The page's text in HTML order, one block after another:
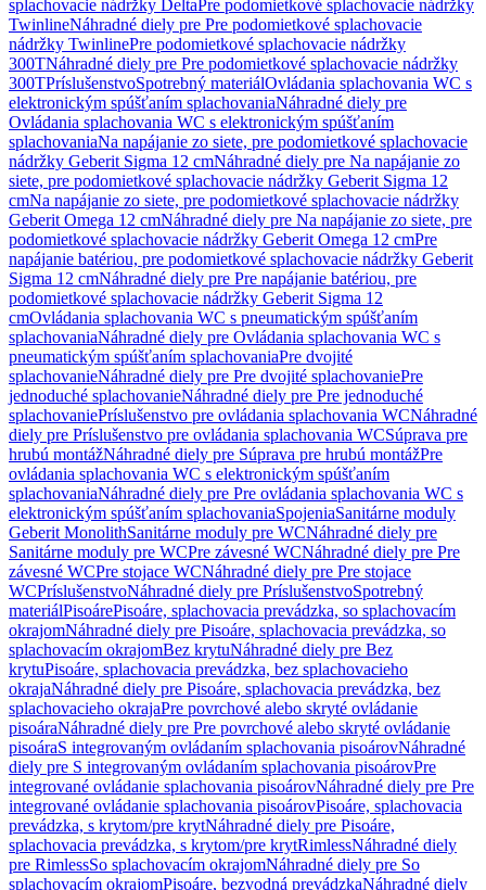
splachovacie nádržky DeltaPre podomietkové splachovacie nádržky
TwinlineNáhradné diely pre Pre podomietkové splachovacie
nádržky TwinlinePre podomietkové splachovacie nádržky
300TNáhradné diely pre Pre podomietkové splachovacie nádržky
300TPríslušenstvoSpotrebný materiálOvládania splachovania WC s
elektronickým spúšťaním splachovaniaNáhradné diely pre
Ovládania splachovania WC s elektronickým spúšťaním
splachovaniaNa napájanie zo siete, pre podomietkové splachovacie
nádržky Geberit Sigma 12 cmNáhradné diely pre Na napájanie zo
siete, pre podomietkové splachovacie nádržky Geberit Sigma 12
cmNa napájanie zo siete, pre podomietkové splachovacie nádržky
Geberit Omega 12 cmNáhradné diely pre Na napájanie zo siete, pre
podomietkové splachovacie nádržky Geberit Omega 12 cmPre
napájanie batériou, pre podomietkové splachovacie nádržky Geberit
Sigma 12 cmNáhradné diely pre Pre napájanie batériou, pre
podomietkové splachovacie nádržky Geberit Sigma 12
cmOvládania splachovania WC s pneumatickým spúšťaním
splachovaniaNáhradné diely pre Ovládania splachovania WC s
pneumatickým spúšťaním splachovaniaPre dvojité
splachovanieNáhradné diely pre Pre dvojité splachovaniePre
jednoduché splachovanieNáhradné diely pre Pre jednoduché
splachovaniePríslušenstvo pre ovládania splachovania WCNáhradné
diely pre Príslušenstvo pre ovládania splachovania WCSúprava pre
hrubú montážNáhradné diely pre Súprava pre hrubú montážPre
ovládania splachovania WC s elektronickým spúšťaním
splachovaniaNáhradné diely pre Pre ovládania splachovania WC s
elektronickým spúšťaním splachovaniaSpojeniaSanitárne moduly
Geberit MonolithSanitárne moduly pre WCNáhradné diely pre
Sanitárne moduly pre WCPre závesné WCNáhradné diely pre Pre
závesné WCPre stojace WCNáhradné diely pre Pre stojace
WCPríslušenstvoNáhradné diely pre PríslušenstvoSpotrebný
materiálPisoárePisoáre, splachovacia prevádzka, so splachovacím
okrajomNáhradné diely pre Pisoáre, splachovacia prevádzka, so
splachovacím okrajomBez krytuNáhradné diely pre Bez
krytuPisoáre, splachovacia prevádzka, bez splachovacieho
okrajaNáhradné diely pre Pisoáre, splachovacia prevádzka, bez
splachovacieho okrajaPre povrchové alebo skryté ovládanie
pisoáraNáhradné diely pre Pre povrchové alebo skryté ovládanie
pisoáraS integrovaným ovládaním splachovania pisoárovNáhradné
diely pre S integrovaným ovládaním splachovania pisoárovPre
integrované ovládanie splachovania pisoárovNáhradné diely pre Pre
integrované ovládanie splachovania pisoárovPisoáre, splachovacia
prevádzka, s krytom/pre krytNáhradné diely pre Pisoáre,
splachovacia prevádzka, s krytom/pre krytRimlessNáhradné diely
pre RimlessSo splachovacím okrajomNáhradné diely pre So
splachovacím okrajomPisoáre, bezvodná prevádzkaNáhradné diely